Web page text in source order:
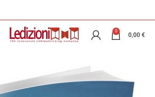
0
0,00 €